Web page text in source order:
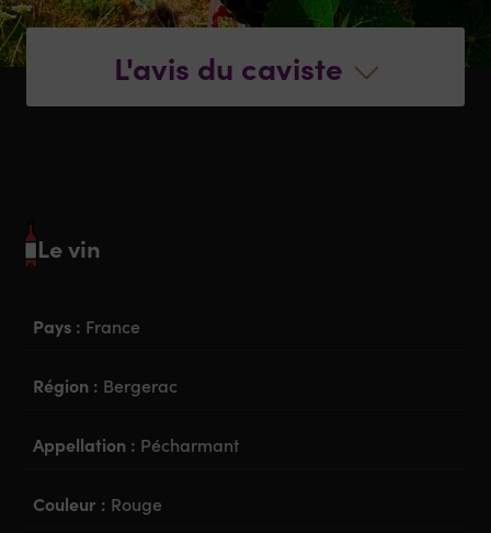
L'avis du caviste
Le vin
Pays : France
Région : Bergerac
Appellation : Pécharmant
Couleur : Rouge